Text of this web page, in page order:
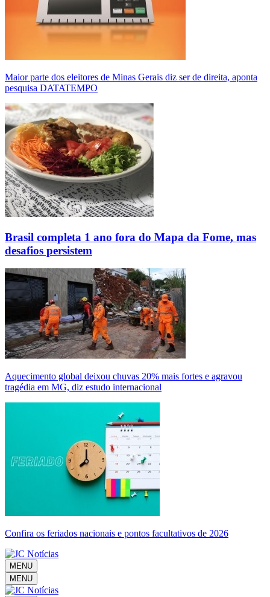
Maior parte dos eleitores de Minas Gerais diz ser de direita, aponta
pesquisa DATATEMPO
Brasil completa 1 ano fora do Mapa da Fome, mas
desafios persistem
Aquecimento global deixou chuvas 20% mais fortes e agravou
tragédia em MG, diz estudo internacional
Confira os feriados nacionais e pontos facultativos de 2026
MENU
MENU